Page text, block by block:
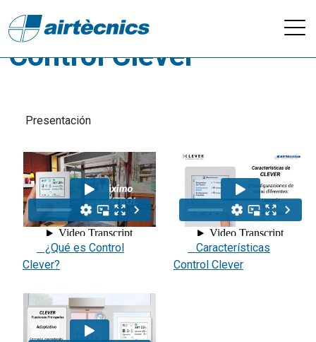
Videos - Regulación /
Control Clever
Presentación
¿Qué es Control
Clever?
Características
Control Clever